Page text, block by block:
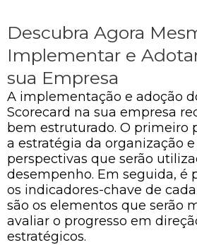
Descubra Agora
Implementar e
sua Empresa
A implementação e adoção
Scorecard na sua empresa
bem estruturado. O primeiro
a estratégia da organização
perspectivas que serão
desempenho. Em seguida, é
os indicadores-chave de
são os elementos que serão
avaliar o progresso em
estratégicos.